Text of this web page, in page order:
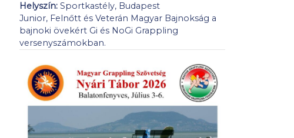
Helyszín: Sportkastély, Budapest
Junior, Felnőtt és Veterán Magyar Bajnokság a
bajnoki övekért Gi és NoGi Grappling
versenyszámokban.